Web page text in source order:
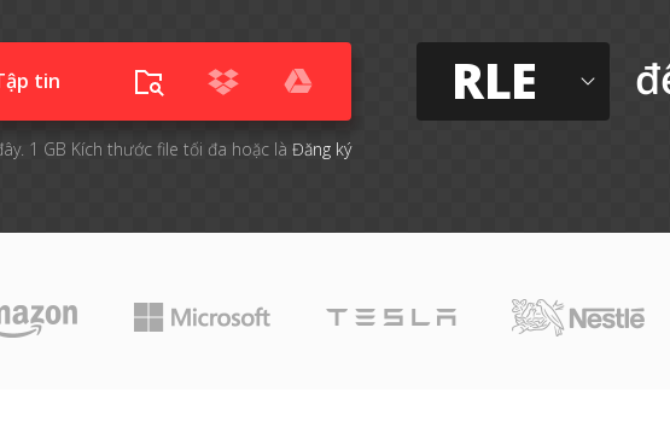
tin
1 GB Kích thước file tối đa hoặc là Đăng ký
RLE